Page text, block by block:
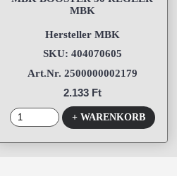
MBK
Hersteller MBK
SKU: 404070605
Art.Nr. 2500000002179
2.133 Ft
+ WARENKORB